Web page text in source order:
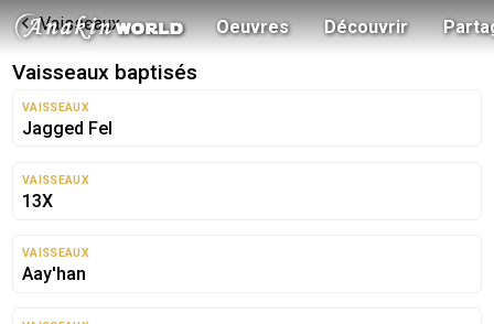
Oeuvres Découvrir
Vaisseaux
Vaisseaux baptisés
VAISSEAUX
Jagged Fel
VAISSEAUX
13X
VAISSEAUX
Aay'han